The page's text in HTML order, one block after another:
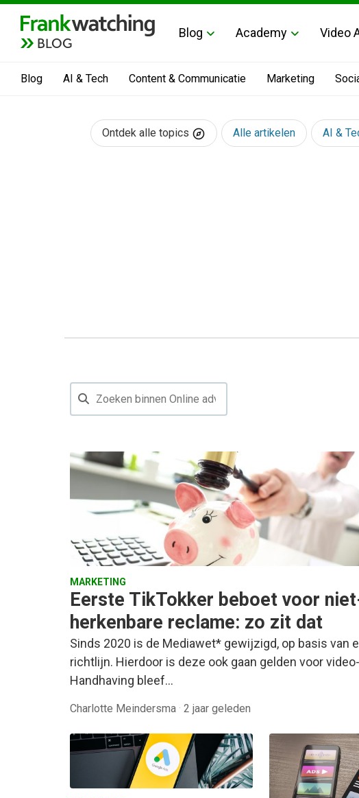
BLOG
Blog Academy Video
Blog AI & Tech Content & Communicatie Marketing
Ontdek alle topics Alle artikelen AI &
MARKETING
Eerste TikTokker beboet voor
herkenbare reclame: zo zit dat
Sinds 2020 is de Mediawet* gewijzigd, op basis van
richtlijn. Hierdoor is deze ook gaan gelden voor
Handhaving bleef…
Charlotte Meindersma · 2 jaar geleden